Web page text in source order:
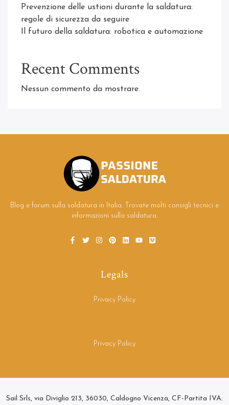
Prevenzione delle ustioni durante la saldatura:
regole di sicurezza da seguire
Il futuro della saldatura: robotica e automazione
Recent Comments
Nessun commento da mostrare.
Blog e forum sulla saldatura in Italia. Trovate molti consigli tecnici e
informazioni sulla saldatura.
Legals
Privacy Policy
Privacy Policy
Sail Srls, via Diviglio 213, 36030, Caldogno Vicenza, CF-Partita IVA: